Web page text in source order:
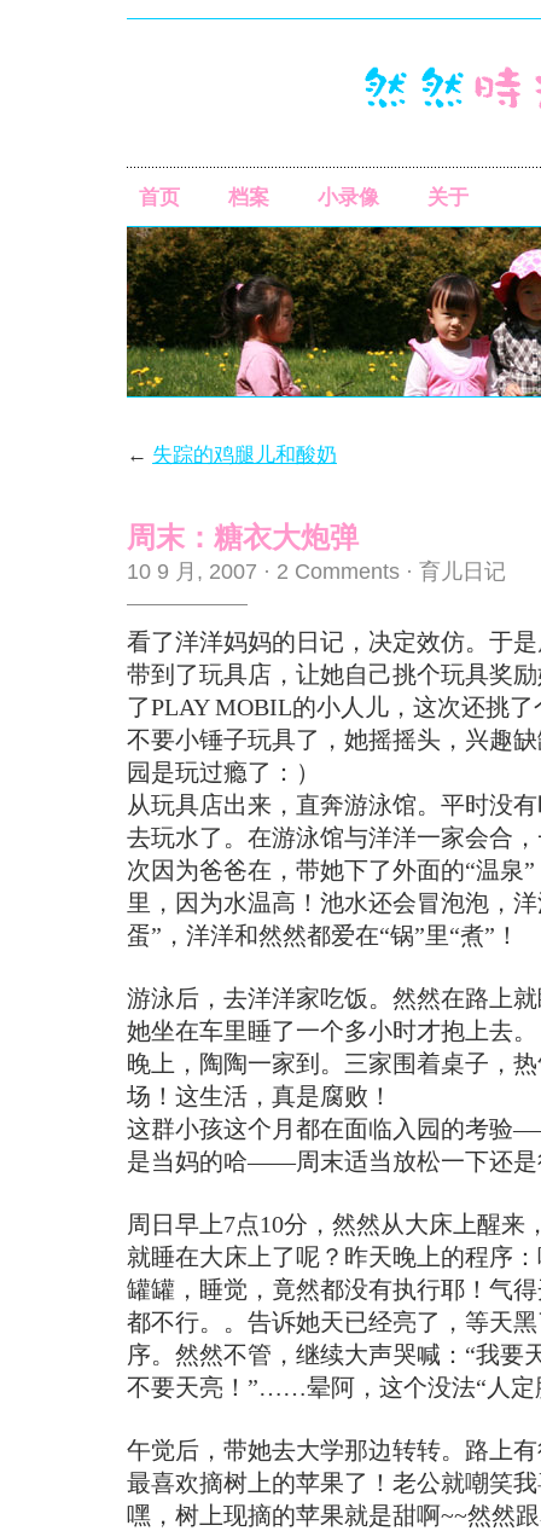
首页 档案 小录像 关于
← 失踪的鸡腿儿和酸奶
周末：糖衣大炮弹
10 9 月, 2007 · 2 Comments · 育儿日记
看了洋洋妈妈的日记，决定效仿。于
带到了玩具店，让她自己挑个玩具奖
了PLAY MOBIL的小人儿，这次还挑
不要小锤子玩具了，她摇摇头，兴趣
园是玩过瘾了：）
从玩具店出来，直奔游泳馆。平时没
去玩水了。在游泳馆与洋洋一家会合
次因为爸爸在，带她下了外面的“温泉
里，因为水温高！池水还会冒泡泡，
蛋”，洋洋和然然都爱在“锅”里“煮”！
游泳后，去洋洋家吃饭。然然在路上
她坐在车里睡了一个多小时才抱上去。
晚上，陶陶一家到。三家围着桌子，
场！这生活，真是腐败！
这群小孩这个月都在面临入园的考验
是当妈的哈——周末适当放松一下还是
周日早上7点10分，然然从大床上醒
就睡在大床上了呢？昨天晚上的程序
罐罐，睡觉，竟然都没有执行耶！气
都不行。。告诉她天已经亮了，等天
序。然然不管，继续大声哭喊：“我要
不要天亮！”……晕阿，这个没法“人定
午觉后，带她去大学那边转转。路上
最喜欢摘树上的苹果了！老公就嘲笑
嘿，树上现摘的苹果就是甜啊~~然然